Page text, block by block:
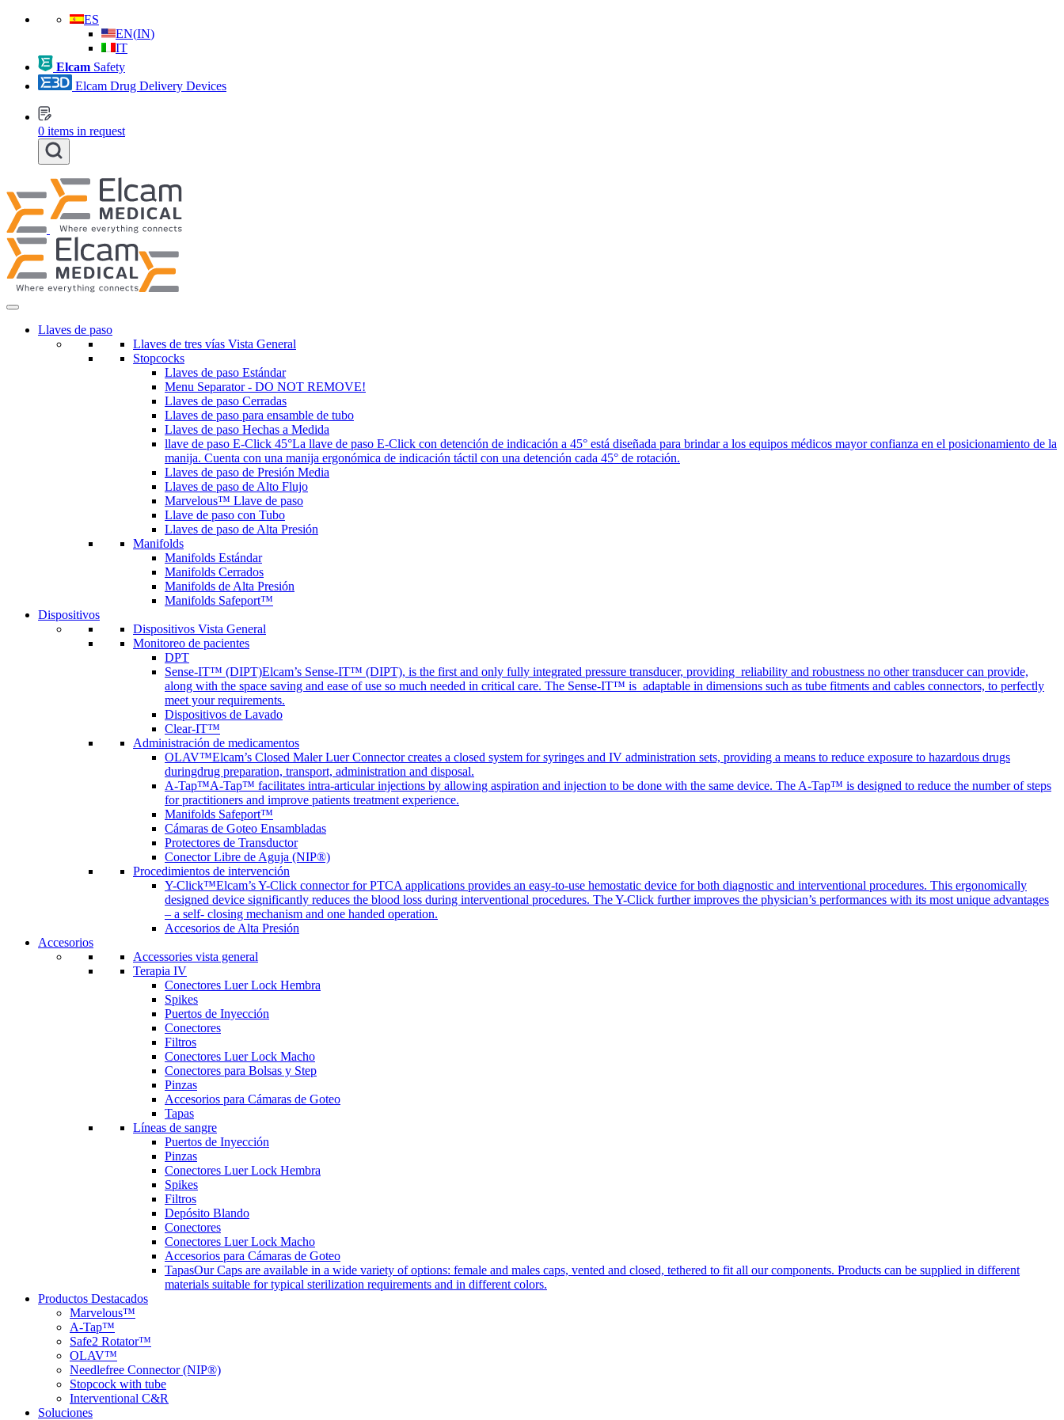
ES
EN(IN)
IT
Elcam Safety
Elcam Drug Delivery Devices
0 items in request
Llaves de paso
Llaves de tres vías Vista General
Stopcocks
Llaves de paso Estándar
Menu Separator - DO NOT REMOVE!
Llaves de paso Cerradas
Llaves de paso para ensamble de tubo
Llaves de paso Hechas a Medida
llave de paso E-Click 45°La llave de paso E-Click con detención de indicación a 45° está diseñada para brindar a los equipos médicos mayor confianza en el posicionamiento de la
manija. Cuenta con una manija ergonómica de indicación táctil con una detención cada 45° de rotación.
Llaves de paso de Presión Media
Llaves de paso de Alto Flujo
Marvelous™ Llave de paso
Llave de paso con Tubo
Llaves de paso de Alta Presión
Manifolds
Manifolds Estándar
Manifolds Cerrados
Manifolds de Alta Presión
Manifolds Safeport™
Dispositivos
Dispositivos Vista General
Monitoreo de pacientes
DPT
Sense-IT™ (DIPT)Elcam’s Sense-IT™ (DIPT), is the first and only fully integrated pressure transducer, providing reliability and robustness no other transducer can provide,
along with the space saving and ease of use so much needed in critical care. The Sense-IT™ is adaptable in dimensions such as tube fitments and cables connectors, to perfectly
meet your requirements.
Dispositivos de Lavado
Clear-IT™
Administración de medicamentos
OLAV™Elcam’s Closed Maler Luer Connector creates a closed system for syringes and IV administration sets, providing a means to reduce exposure to hazardous drugs
duringdrug preparation, transport, administration and disposal.
A-Tap™A-Tap™ facilitates intra-articular injections by allowing aspiration and injection to be done with the same device. The A-Tap™ is designed to reduce the number of steps
for practitioners and improve patients treatment experience.
Manifolds Safeport™
Cámaras de Goteo Ensambladas
Protectores de Transductor
Conector Libre de Aguja (NIP®)
Procedimientos de intervención
Y-Click™Elcam’s Y-Click connector for PTCA applications provides an easy-to-use hemostatic device for both diagnostic and interventional procedures. This ergonomically
designed device significantly reduces the blood loss during interventional procedures. The Y-Click further improves the physician’s performances with its most unique advantages
– a self- closing mechanism and one handed operation.
Accesorios de Alta Presión
Accesorios
Accessories vista general
Terapia IV
Conectores Luer Lock Hembra
Spikes
Puertos de Inyección
Conectores
Filtros
Conectores Luer Lock Macho
Conectores para Bolsas y Step
Pinzas
Accesorios para Cámaras de Goteo
Tapas
Líneas de sangre
Puertos de Inyección
Pinzas
Conectores Luer Lock Hembra
Spikes
Filtros
Depósito Blando
Conectores
Conectores Luer Lock Macho
Accesorios para Cámaras de Goteo
TapasOur Caps are available in a wide variety of options: female and males caps, vented and closed, tethered to fit all our components. Products can be supplied in different
materials suitable for typical sterilization requirements and in different colors.
Productos Destacados
Marvelous™
A-Tap™
Safe2 Rotator™
OLAV™
Needlefree Connector (NIP®)
Stopcock with tube
Interventional C&R
Soluciones